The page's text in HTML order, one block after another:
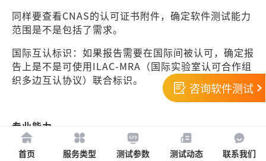
同样要查看CNAS的认可证书附件，确定软件测试能力
范围是不是包括了需求。
国际互认标识：如果报告需要在国际间被认可，确定报
告上是不是可使用ILAC-MRA（国际实验室认可合作组
织多边互认协议）联合标识。
专业能力
要求机构提供同行业、同类型软件的测试案例，测试是
咨询软件测试
首页 服务类型 测试参数 测试动态 联系我们